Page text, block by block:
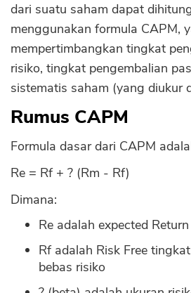
dari suatu saham dapat
menggunakan formula CAPM,
mempertimbangkan tingkat
risiko, tingkat pengembalian
sistematis saham (yang diukur
Rumus CAPM
Formula dasar dari CAPM
Re = Rf + ? (Rm - Rf)
Dimana:
Re adalah expected Return
Rf adalah Risk Free
bebas risiko